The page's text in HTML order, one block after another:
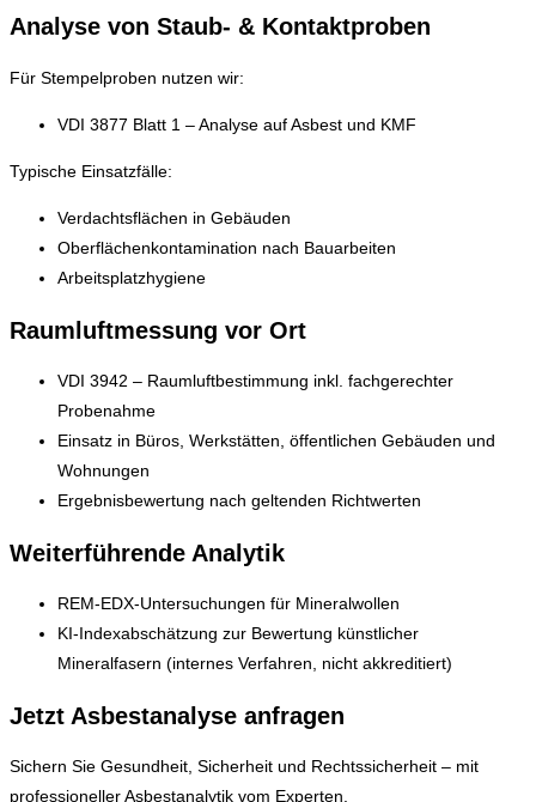
Analyse von Staub- & Kontaktproben
Für Stempelproben nutzen wir:
VDI 3877 Blatt 1 – Analyse auf Asbest und KMF
Typische Einsatzfälle:
Verdachtsflächen in Gebäuden
Oberflächenkontamination nach Bauarbeiten
Arbeitsplatzhygiene
Raumluftmessung vor Ort
VDI 3942 – Raumluftbestimmung inkl. fachgerechter
Probenahme
Einsatz in Büros, Werkstätten, öffentlichen Gebäuden und
Wohnungen
Ergebnisbewertung nach geltenden Richtwerten
Weiterführende Analytik
REM-EDX-Untersuchungen für Mineralwollen
KI-Indexabschätzung zur Bewertung künstlicher
Mineralfasern (internes Verfahren, nicht akkreditiert)
Jetzt Asbestanalyse anfragen
Sichern Sie Gesundheit, Sicherheit und Rechtssicherheit – mit
professioneller Asbestanalytik vom Experten.